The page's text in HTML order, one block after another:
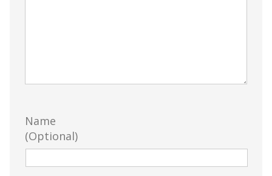
Name
(Optional)